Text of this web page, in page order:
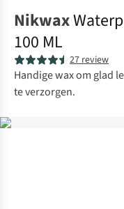
Nikwax
100 ML
27 review
Handige wax om glad
te verzorgen.